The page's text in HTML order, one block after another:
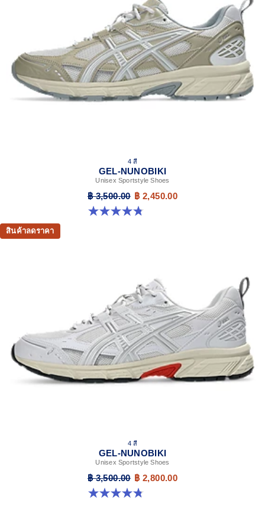
The sockliner is produced with the solution dyeing
process that reduces water usage by approximately
33% and carbon emissions by approximately 45%
compared to the conventional dyeing technology
4 สี
GEL-NUNOBIKI
Unisex Sportstyle Shoes
฿ 3,500.00 ฿ 2,450.00
4.8 จาก 5 ดาว 179 รีวิว
สินค้าลดราคา
4 สี
GEL-NUNOBIKI
Unisex Sportstyle Shoes
฿ 3,500.00 ฿ 2,800.00
4.8 จาก 5 ดาว 179 รีวิว